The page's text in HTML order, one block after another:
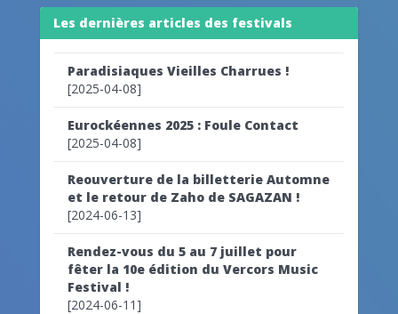
Les dernières articles des festivals
Paradisiaques Vieilles Charrues !
[2025-04-08]
Eurockéennes 2025 : Foule Contact
[2025-04-08]
Reouverture de la billetterie Automne
et le retour de Zaho de SAGAZAN !
[2024-06-13]
Rendez-vous du 5 au 7 juillet pour
fêter la 10e édition du Vercors Music
Festival !
[2024-06-11]